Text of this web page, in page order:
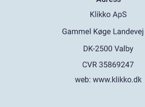
web: www.klikko.dk